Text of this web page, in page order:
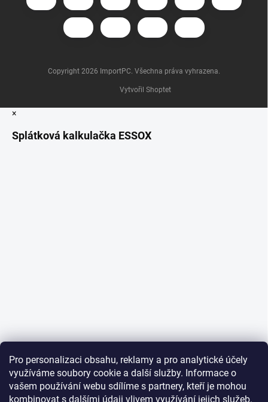
Pro personalizaci obsahu, reklamy a pro analytické účely
využíváme soubory cookie a další služby. Informace o
vašem používání webu sdílíme s partnery, kteří je mohou
kombinovat s dalšími údaji vlivem využívání jejich služeb.
Vytvořil Shoptet
Copyright 2026 ImportPC. Všechna práva vyhrazena.
×
Splátková kalkulačka ESSOX